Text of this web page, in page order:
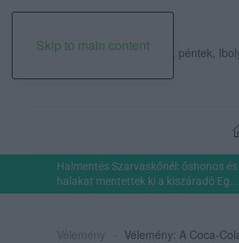
Skip to main content
2026. augusztus 07., péntek,
Halmentés Szarvaskőnél: őshonos
halakat mentettek ki a kiszáradó Eg...
Vélemény Vélemény: A Coca-